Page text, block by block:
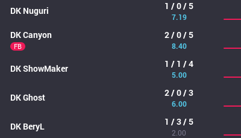
DK Nuguri 1 / 0 / 5
7.19
DKCanyon
FB
2 / 0 / 5
8.40
DKShowMaker 1 / 1 / 4
5.00
DKGhost 2 / 0 / 3
6.00
DK BeryL 1 / 3 / 5
2.00